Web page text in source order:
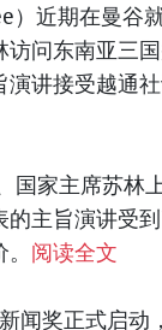
近期在曼谷
访问东南亚三
讲接受越通
国家主席苏林
的主旨演讲受
阅读全文
闻奖正式启动